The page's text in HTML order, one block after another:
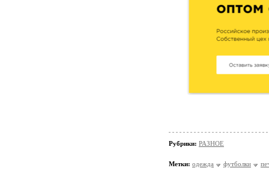
Рубрики: РАЗНОЕ
Метки: одежда футболки